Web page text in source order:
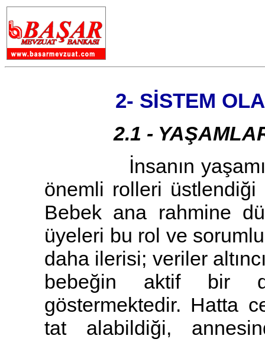
2- SİSTEM
2.1 -
İnsanın
önemli rolleri üstlendiği
Bebek ana rahmine
üyeleri bu rol ve
daha ilerisi; veriler
bebeğin aktif bir
göstermektedir. Hatta
tat alabildiği,